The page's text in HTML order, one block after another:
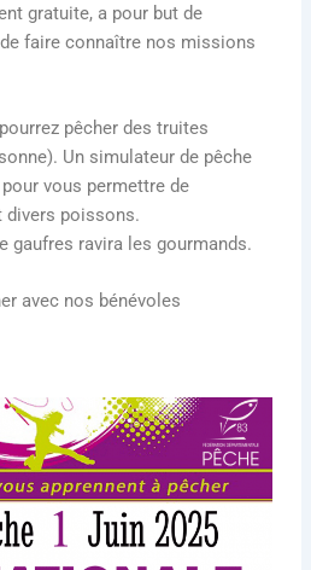
gratuite, a pour but de
faire connaître nos missions
pêcher des truites
Un simulateur de pêche
vous permettre de
divers poissons.
gaufres ravira les gourmands.
avec nos bénévoles